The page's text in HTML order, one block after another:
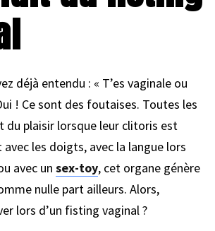
déjà entendu : « T’es vaginale ou
! Ce sont des foutaises. Toutes les
du plaisir lorsque leur clitoris est
les doigts, avec la langue lors
avec un sex-toy, cet organe génère
nulle part ailleurs. Alors,
lors d’un fisting vaginal ?